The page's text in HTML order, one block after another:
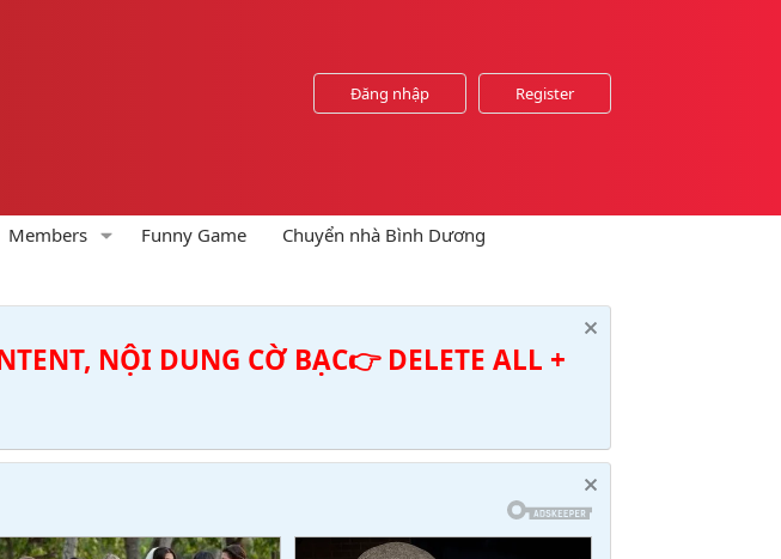
Đăng nhập Register
Members Funny Game Chuyển nhà Bình Dương
NỘI DUNG CỜ BẠC👉 DELETE ALL +